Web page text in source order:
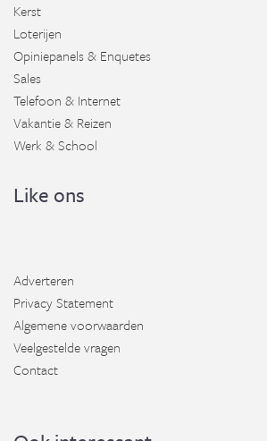
Kerst
Loterijen
Opiniepanels & Enquetes
Sales
Telefoon & Internet
Vakantie & Reizen
Werk & School
Like ons
Adverteren
Privacy Statement
Algemene voorwaarden
Veelgestelde vragen
Contact